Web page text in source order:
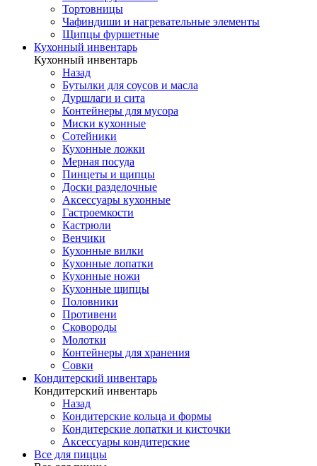
Тортовницы
Чафиндиши и нагревательные элементы
Щипцы фуршетные
Кухонный инвентарь
Кухонный инвентарь
Назад
Бутылки для соусов и масла
Дуршлаги и сита
Контейнеры для мусора
Миски кухонные
Сотейники
Кухонные ложки
Мерная посуда
Пинцеты и щипцы
Доски разделочные
Аксессуары кухонные
Гастроемкости
Кастрюли
Венчики
Кухонные вилки
Кухонные лопатки
Кухонные ножи
Кухонные щипцы
Половники
Противени
Сковороды
Молотки
Контейнеры для хранения
Совки
Кондитерский инвентарь
Кондитерский инвентарь
Назад
Кондитерские кольца и формы
Кондитерские лопатки и кисточки
Аксессуары кондитерские
Все для пиццы